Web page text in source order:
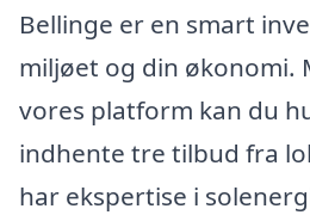
Bellinge er en smart
miljøet og din økonomi.
vores platform kan du
indhente tre tilbud fra
har ekspertise i